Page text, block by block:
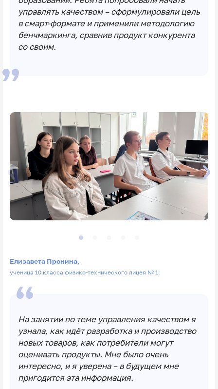
управлять качеством – сформулировали цель
в смарт-формате и применили методологию
бенчмаркинга, сравнив продукт конкурента
со своим.
Елизавета Пронина,
ученица 10 класса физико-технического лицея № 1:
На занятии по теме управления качеством я
узнала, как идёт разработка и производство
новых товаров, как потребители могут
оценивать продукты. Мне было очень
интересно, и я уверена – в будущем мне
пригодится эта информация.